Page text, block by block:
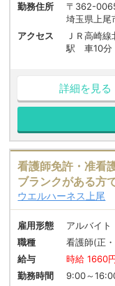
勤務住所
〒362-
埼玉県上尾
アクセス
ＪＲ高崎
駅 車10分
詳細を見る
看護師免許・准看
ブランクがある方
ウエルハーネス上尾
雇用形態
アルバイト
職種
看護師(正
給与
時給 1660
勤務時間
9:00～